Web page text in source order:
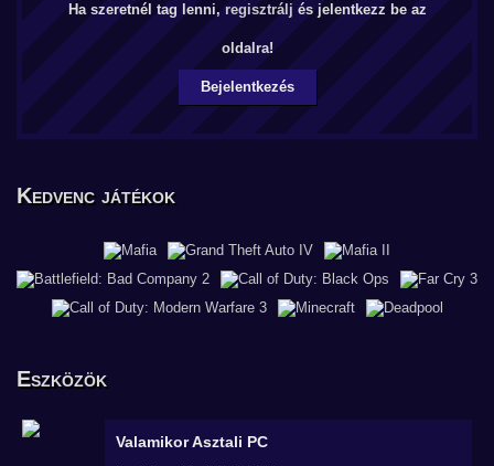
Ha szeretnél tag lenni, regisztrálj és jelentkezz be az
oldalra!
Bejelentkezés
Kedvenc játékok
Eszközök
ValamikorAsztali PC